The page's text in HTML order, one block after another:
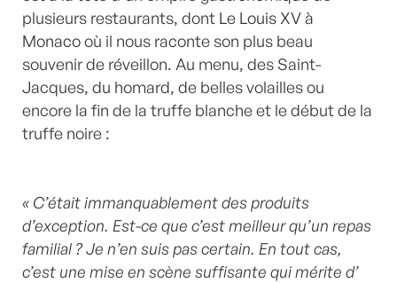
plusieurs restaurants, dont Le Louis XV à
Monacooù il nous raconte son plus beau
souvenir de réveillon. Au menu, des Saint-
Jacques, du homard, de belles volailles ou
encore la fin de la truffe blanche et le début de la
truffe noire :
« C’était immanquablement des produits
d’exception. Est-ce que c’est meilleur qu’un repas
familial ? Je n’en suis pas certain. En tout cas,
c’est une mise en scène suffisante qui mérite d’